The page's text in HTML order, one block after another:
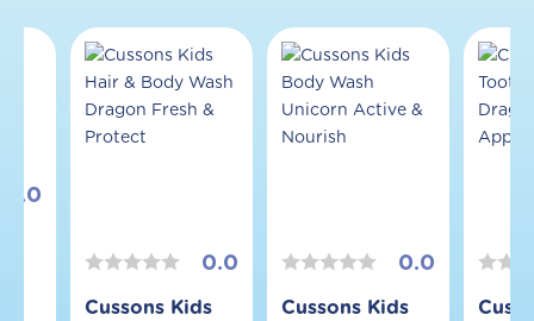
0.0
0.0
Cussons Kids
0.0
Cussons Kids